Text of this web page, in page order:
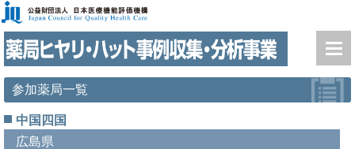
参加薬局一覧
中国四国
広島県